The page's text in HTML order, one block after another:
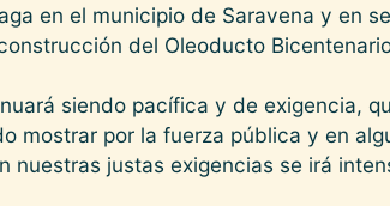
en el municipio de Saravena y en
del Oleoducto
siendo pacífica y de exigencia,
mostrar por la fuerza pública y en
nuestras justas exigencias se irá